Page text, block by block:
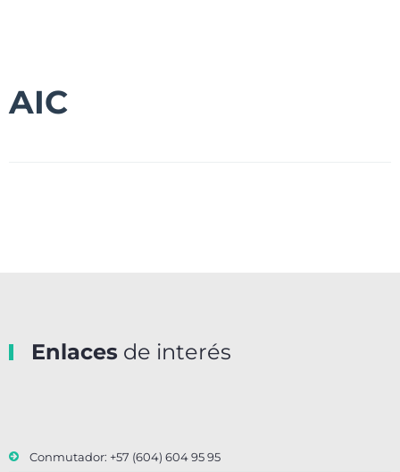
AIC
Enlaces de interés
Conmutador: +57 (604) 604 95 95